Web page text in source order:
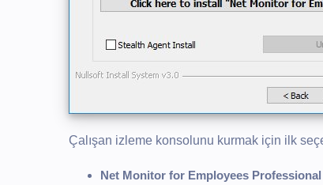
Çalışan izleme konsolunu kurmak için ilk
Net Monitor for Employees